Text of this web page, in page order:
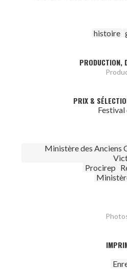
histoire
PRODUCTION,
PRIX &
Festival
Ministère des Anciens
Procirep